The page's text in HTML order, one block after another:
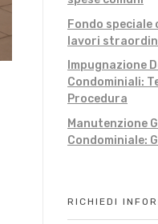
Fondo speciale
lavori
Impugnazione
Condominiali:
Procedura
Manutenzione
Condominiale:
RICHIEDI